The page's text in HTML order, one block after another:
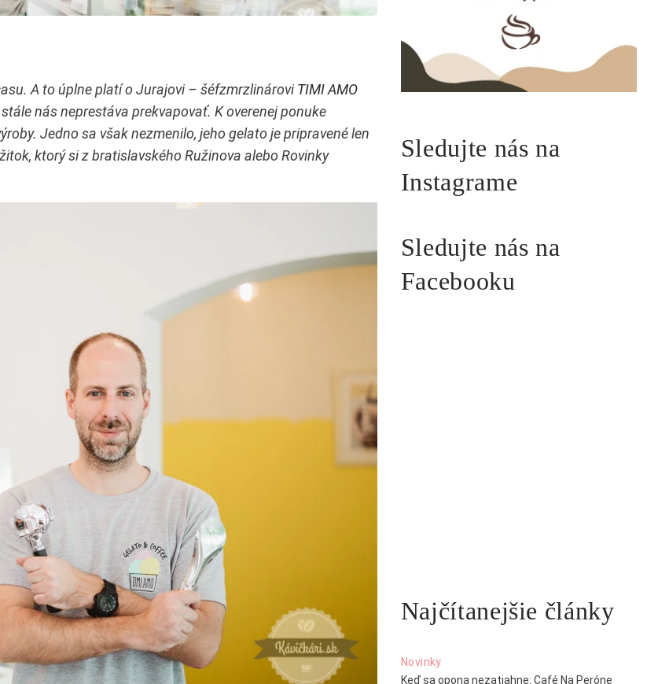
A to úplne platí o Jurajovi – šéfzmrzlinároviTIMI AMO
nás neprestáva prekvapovať. K overenej ponuke
Jedno sa však nezmenilo, jeho gelato je pripravené len
ktorý si z bratislavského Ružinova alebo Rovinky
Sledujte nás na
Instagrame
Sledujte nás na
Facebooku
Najčítanejšie články
Novinky
Keď sa opona nezatiahne: Café Na Peróne